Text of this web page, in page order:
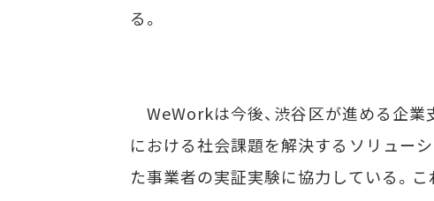
る。
WeWorkは今後、渋谷区が進める企業
における社会課題を解決するソリュー
た事業者の実証実験に協力している。